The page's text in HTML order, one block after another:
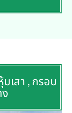
เสา , กรอบ